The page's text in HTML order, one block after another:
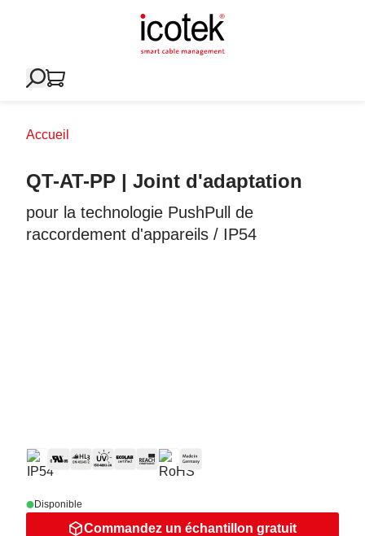
Accueil
QT-AT-PP | Joint d'adaptation
pour la technologie PushPull de
raccordement d'appareils / IP54
Disponible
Commandez un échantillon gratuit